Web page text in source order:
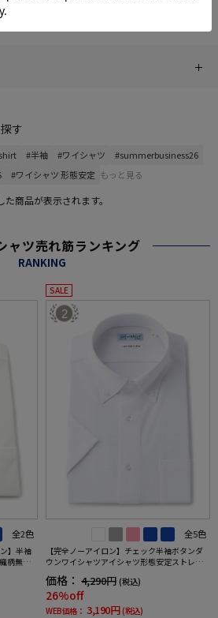
す
#半袖 #ワイシャツ
#summerbusiness26
#ワイシャツ 形態安定 もっと見る
商品が表示されます。
ャツ売れ筋ランキング
RANKING
全2色
】半袖
柄無地i-
SALE
2
全5色
【完全ノーアイロン】チェック半袖ボタンダ
ウンワイシャツアイシャツ形態安定ストレッ
価格： 4,290円 (税込)
26%off
WEB価格： 3,190円 (税込)